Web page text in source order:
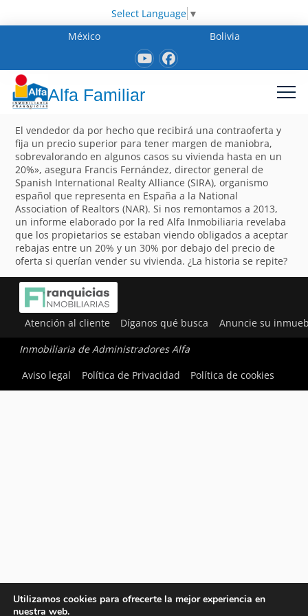
Select Language ▼
México
Bolivia
Alfa Familiar
El vendedor da por hecho que recibirá una contraoferta y
fija un precio superior para tener margen de maniobra,
sobrevalorando en algunos casos su vivienda hasta en un
20%», asegura Francis Fernández, director general de
Spanish International Realty Alliance (SIRA), organismo
español que representa en España a la National
Association of Realtors (NAR). Si nos remontamos a 2013,
un informe elaborado por la red Alfa Inmobiliaria revelaba
que los propietarios se estaban viendo obligados a aceptar
rebajas entre un 20% y un 30% por debajo del precio de
oferta si querían vender su vivienda. ¿La historia se repite?
Atención al cliente Díganos qué busca Anuncie su
Inmobiliaria de Administradores Alfa
Aviso legal
Política de Privacidad Política de cookies
Utilizamos cookies para ofrecerte la mejor experiencia en
nuestra web.